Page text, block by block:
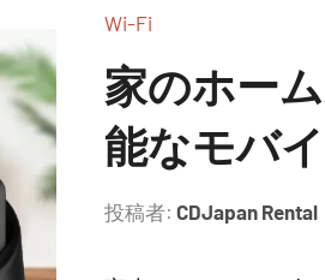
Wi-Fi
家のホー
能なモバ
投稿者: CDJapan Rental